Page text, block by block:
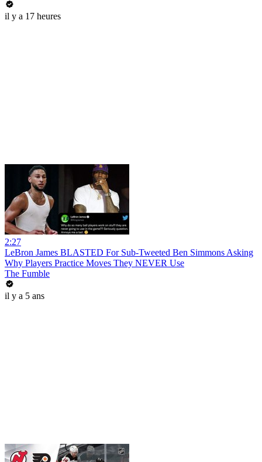
il y a 17 heures
2:27
LeBron James BLASTED For Sub-Tweeted Ben Simmons Asking
Why Players Practice Moves They NEVER Use
The Fumble
il y a 5 ans